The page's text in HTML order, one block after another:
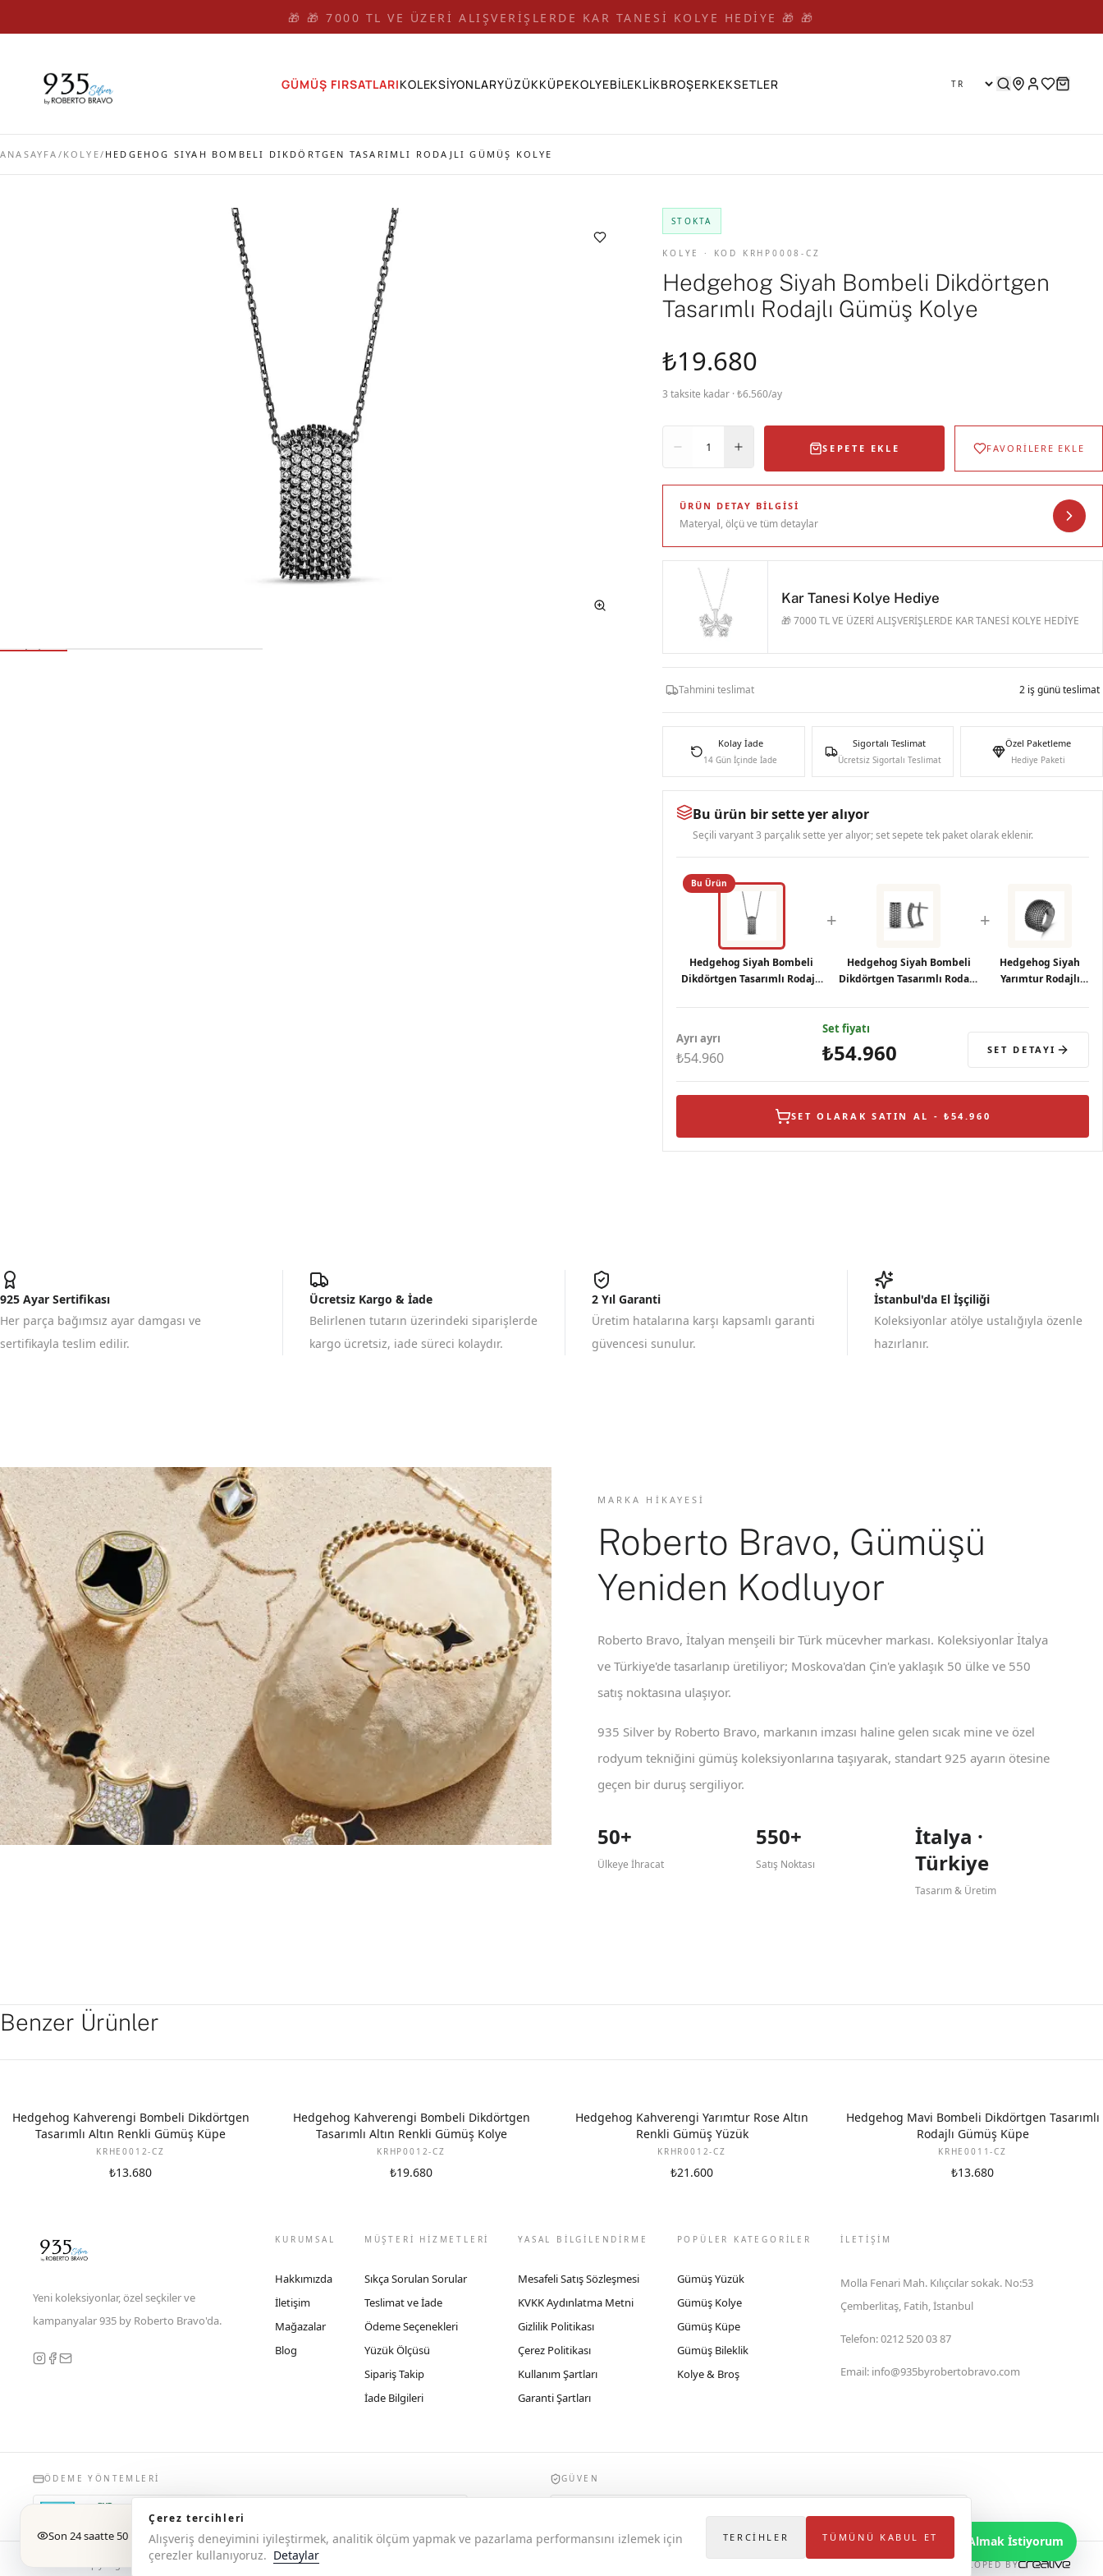
🎁 🎁 7000 TL VE ÜZERİ ALIŞVERİŞLERDE KAR TANESİ KOLYE HEDİYE 🎁 🎁
GÜMÜŞ FIRSATLARIKOLEKSİYONLARYÜZÜKKÜPEKOLYEBİLEKLİKBROŞERKEKSETLER
ANASAYFA / KOLYE/ HEDGEHOG SIYAH BOMBELI DIKDÖRTGEN TASARIMLI RODAJLI GÜMÜŞ KOLYE
STOKTA
KOLYE · KOD KRHP0008-CZ
Hedgehog Siyah Bombeli Dikdörtgen
Tasarımlı Rodajlı Gümüş Kolye
Son 24 saatte 50 kişi baktı
₺19.680
3 taksite kadar · ₺6.560/ay
1 SEPETE EKLE FAVORİLERE EKLE
ÜRÜN DETAY BILGISI
Materyal, ölçü ve tüm detaylar
Kar Tanesi Kolye Hediye
🎁 7000 TL VE ÜZERİ ALIŞVERİŞLERDE KAR TANESİ KOLYE HEDİYE
Tahmini teslimat 2 iş günü teslimat
Kolay İade
14 Gün İçinde İade
Sigortalı Teslimat
Ücretsiz Sigortalı Teslimat
Özel Paketleme
Hediye Paketi
Bu ürün bir sette yer alıyor
Seçili varyant 3 parçalık sette yer alıyor; set sepete tek paket olarak eklenir.
Bu Ürün
Hedgehog Siyah Bombeli
Dikdörtgen Tasarımlı Rodajlı
+
Hedgehog Siyah Bombeli
Dikdörtgen Tasarımlı Rodajlı
+
Hedgehog Siyah
Yarımtur Rodajlı
Ayrı ayrı
₺54.960
Set fiyatı
₺54.960 SET DETAYI
SET OLARAK SATIN AL - ₺54.960
925 Ayar Sertifikası
Her parça bağımsız ayar damgası ve
sertifikayla teslim edilir.
Ücretsiz Kargo & İade
Belirlenen tutarın üzerindeki siparişlerde
kargo ücretsiz, iade süreci kolaydır.
2 Yıl Garanti
Üretim hatalarına karşı kapsamlı garanti
güvencesi sunulur.
İstanbul'da El İşçiliği
Koleksiyonlar atölye ustalığıyla özenle
hazırlanır.
MARKA HIKAYESI
Roberto Bravo, Gümüşü
Yeniden Kodluyor
Roberto Bravo, İtalyan menşeili bir Türk mücevher markası. Koleksiyonlar İtalya
ve Türkiye'de tasarlanıp üretiliyor; Moskova'dan Çin'e yaklaşık 50 ülke ve 550
satış noktasına ulaşıyor.
935 Silver by Roberto Bravo, markanın imzası haline gelen sıcak mine ve özel
rodyum tekniğini gümüş koleksiyonlarına taşıyarak, standart 925 ayarın ötesine
geçen bir duruş sergiliyor.
50+
Ülkeye İhracat
550+
Satış Noktası
İtalya ·
Türkiye
Tasarım & Üretim
Benzer Ürünler
Hedgehog Kahverengi Bombeli Dikdörtgen
Tasarımlı Altın Renkli Gümüş Küpe
KRHE0012-CZ
₺13.680
Hedgehog Kahverengi Bombeli Dikdörtgen
Tasarımlı Altın Renkli Gümüş Kolye
KRHP0012-CZ
₺19.680
Hedgehog Kahverengi Yarımtur Rose Altın
Renkli Gümüş Yüzük
KRHR0012-CZ
₺21.600
Hedgehog Mavi Bombeli Dikdörtgen Tasarımlı
Rodajlı Gümüş Küpe
KRHE0011-CZ
₺13.680
Yeni koleksiyonlar, özel seçkiler ve
kampanyalar 935 by Roberto Bravo'da.
KURUMSAL
Hakkımızda
İletişim
Mağazalar
Blog
MÜŞTERİ HİZMETLERİ
Sıkça Sorulan Sorular
Teslimat ve İade
Ödeme Seçenekleri
Yüzük Ölçüsü
Sipariş Takip
İade Bilgileri
YASAL BİLGİLENDİRME
Mesafeli Satış Sözleşmesi
KVKK Aydınlatma Metni
Gizlilik Politikası
Çerez Politikası
Kullanım Şartları
Garanti Şartları
POPÜLER KATEGORİLER
Gümüş Yüzük
Gümüş Kolye
Gümüş Küpe
Gümüş Bileklik
Kolye & Broş
İLETIŞIM
Molla Fenari Mah. Kılıçcılar sokak. No:53
Çemberlitaş, Fatih, İstanbul
Telefon:0212 520 03 87
Email: info@935byrobertobravo.com
ÖDEME YÖNTEMLERI GÜVEN
© 2026 Copyright 935 by Roberto Bravo DEVELOPED BY
Bilgi Almak İstiyorum
Çerez tercihleri
Alışveriş deneyimini iyileştirmek, analitik ölçüm yapmak ve pazarlama performansını izlemek için
çerezler kullanıyoruz. Detaylar
TERCIHLER TÜMÜNÜ KABUL ET